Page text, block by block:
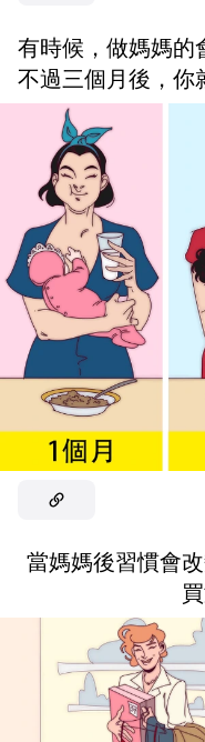
有時候，做媽媽的
不過三個月後，你
當媽媽後習慣會